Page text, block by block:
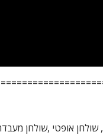
שולחן אופטי ,שולחן